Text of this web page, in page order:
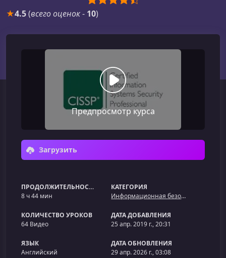
★4.5(всего оценок- 10)
Предпросмотр курса
Загрузить
ПРОДОЛЖИТЕЛЬНОСТЬ
8 ч 44 мин
КАТЕГОРИЯ
Информационная безопасность
КОЛИЧЕСТВО УРОКОВ
64 Видео
ДАТА ДОБАВЛЕНИЯ
25 апр. 2019 г., 20:31
ЯЗЫК
Английский
ДАТА ОБНОВЛЕНИЯ
29 апр. 2026 г., 03:08